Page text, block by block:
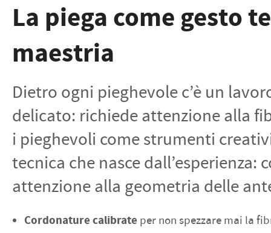
La piega come gesto
maestria
Dietro ogni pieghevole c’è un
delicato: richiede attenzione alla
i pieghevoli come strumenti
tecnica che nasce
attenzione alla geometria delle
Cordonature calibrate per non spezzare mai la